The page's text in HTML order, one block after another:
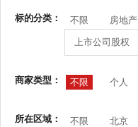
标的分类： 不限 房地产
上市公司股权
商家类型： 不限 个人
所在区域： 不限 北京